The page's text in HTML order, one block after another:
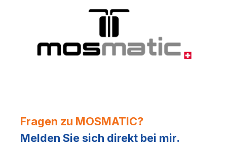
Fragen zu MOSMATIC?
Melden Sie sich direkt bei mir.